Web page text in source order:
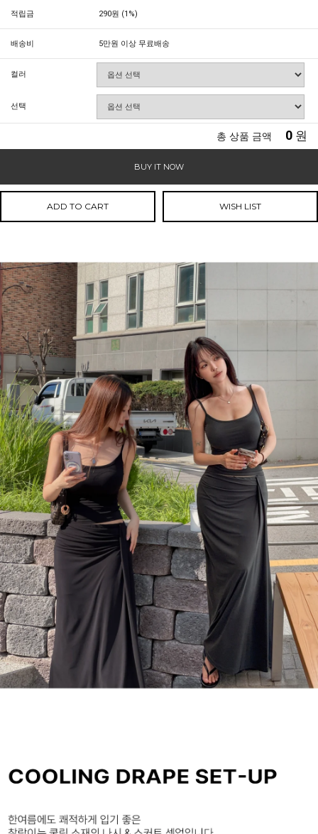
적립금 290원 (1%)
배송비 5만원 이상 무료배송
컬러
선택
총 상품 금액 0 원
BUY IT NOW
ADD TO CART WISH LIST